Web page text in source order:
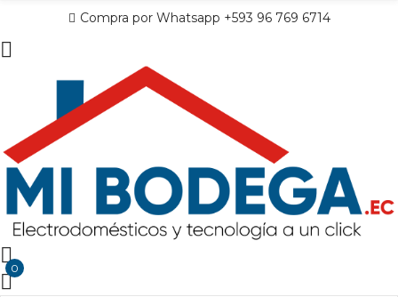
Compra por Whatsapp +593 96 769 6714
0